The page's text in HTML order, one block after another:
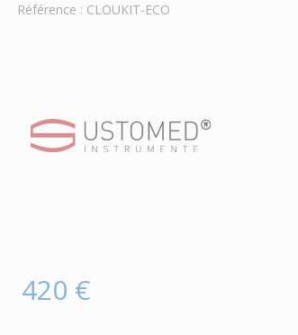
Référence : CLOUKIT-ECO
420 €